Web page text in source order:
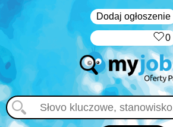
Dodaj ogłoszenie
0